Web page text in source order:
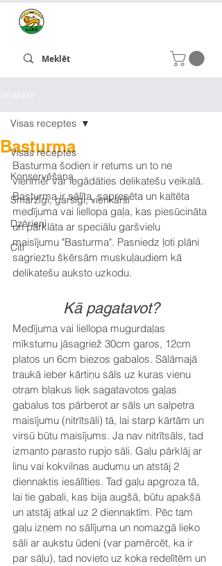
Ieraksts
Visas receptes
Konservēšana
Smaržīgi, garšīgi, vienkārši
Dzērieni
Citi
Visas receptes
Basturma
Basturma šodien ir retums un to ne
vienmēr var iegādāties delikatešu veikalā.
Basturma ir sālīta, sapresēta un kaltēta
medījuma vai liellopa gaļa, kas piesūcināta
un pārklāta ar speciālu garšvielu
maisījumu "Basturma". Pasniedz ļoti plāni
sagrieztu šķērsām muskuļaudiem kā
delikatešu auksto uzkodu.
Kā pagatavot?
Medījuma vai liellopa mugurdaļas
mīkstumu jāsagriež 30cm garos, 12cm
platos un 6cm biezos gabalos. Sālāmajā
traukā ieber kārtiņu sāls uz kuras vienu
otram blakus liek sagatavotos gaļas
gabalus tos pārberot ar sāls un salpetra
maisījumu (nitrītsāli) tā, lai starp kārtām un
virsū būtu maisījums. Ja nav nitrītsāls, tad
izmanto parasto rupjo sāli. Gaļu pārklāj ar
linu vai kokvilnas audumu un atstāj 2
diennaktis iesālīties. Tad gaļu apgroza tā,
lai tie gabali, kas bija augšā, būtu apakšā
un atstāj atkal uz 2 diennaktīm. Pēc tam
gaļu izņem no sālījuma un nomazgā lieko
sāli ar aukstu ūdeni (var pamērcēt, ka ir
par sāļu), tad novieto uz koka redelītēm un